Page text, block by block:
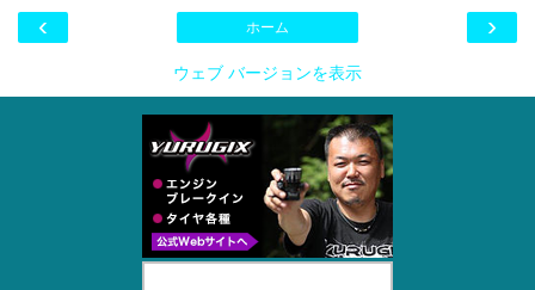
‹ ›
ホーム
ウェブ バージョンを表示